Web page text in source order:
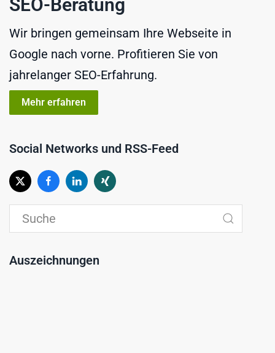
SEO-Beratung
Wir bringen gemeinsam Ihre Webseite in
Google nach vorne. Profitieren Sie von
jahrelanger SEO-Erfahrung.
Mehr erfahren
Social Networks und RSS-Feed
Auszeichnungen